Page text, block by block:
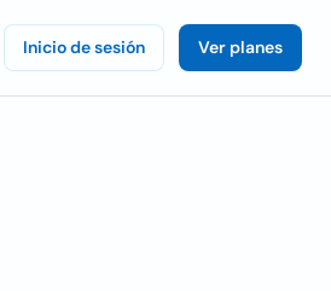
Inicio de sesión Ver planes